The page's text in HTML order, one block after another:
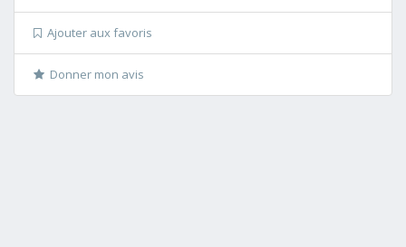
Ajouter aux favoris
Donner mon avis